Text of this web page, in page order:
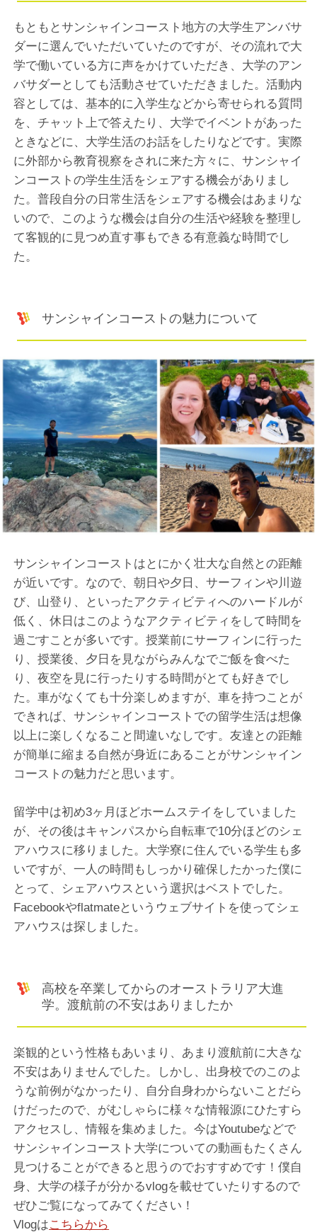
もともとサンシャインコースト地方の大学生アンバサ
ダーに選んでいただいていたのですが、その流れで大
学で働いている方に声をかけていただき、大学のアン
バサダーとしても活動させていただきました。活動内
容としては、基本的に入学生などから寄せられる質問
を、チャット上で答えたり、大学でイベントがあった
ときなどに、大学生活のお話をしたりなどです。実際
に外部から教育視察をされに来た方々に、サンシャイ
ンコーストの学生生活をシェアする機会がありまし
た。普段自分の日常生活をシェアする機会はあまりな
いので、このような機会は自分の生活や経験を整理し
て客観的に見つめ直す事もできる有意義な時間でし
た。
サンシャインコーストの魅力について
サンシャインコーストはとにかく壮大な自然との距離
が近いです。なので、朝日や夕日、サーフィンや川遊
び、山登り、といったアクティビティへのハードルが
低く、休日はこのようなアクティビティをして時間を
過ごすことが多いです。授業前にサーフィンに行った
り、授業後、夕日を見ながらみんなでご飯を食べた
り、夜空を見に行ったりする時間がとても好きでし
た。車がなくても十分楽しめますが、車を持つことが
できれば、サンシャインコーストでの留学生活は想像
以上に楽しくなること間違いなしです。友達との距離
が簡単に縮まる自然が身近にあることがサンシャイン
コーストの魅力だと思います。
留学中は初め3ヶ月ほどホームステイをしていました
が、その後はキャンパスから自転車で10分ほどのシェ
アハウスに移りました。大学寮に住んでいる学生も多
いですが、一人の時間もしっかり確保したかった僕に
とって、シェアハウスという選択はベストでした。
Facebookやflatmateというウェブサイトを使ってシェ
アハウスは探しました。
高校を卒業してからのオーストラリア大進
学。渡航前の不安はありましたか
楽観的という性格もあいまり、あまり渡航前に大きな
不安はありませんでした。しかし、出身校でのこのよ
うな前例がなかったり、自分自身わからないことだら
けだったので、がむしゃらに様々な情報源にひたすら
アクセスし、情報を集めました。今はYoutubeなどで
サンシャインコースト大学についての動画もたくさん
見つけることができると思うのでおすすめです！僕自
身、大学の様子が分かるvlogを載せていたりするので
ぜひご覧になってみてください！
Vlogはこちらから